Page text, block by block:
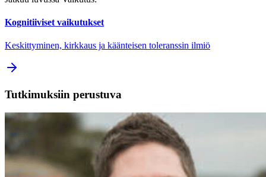
Kognitiiviset vaikutukset
Keskittyminen, kirkkaus ja käänteisen toleranssin ilmiö
Tutkimuksiin perustuva